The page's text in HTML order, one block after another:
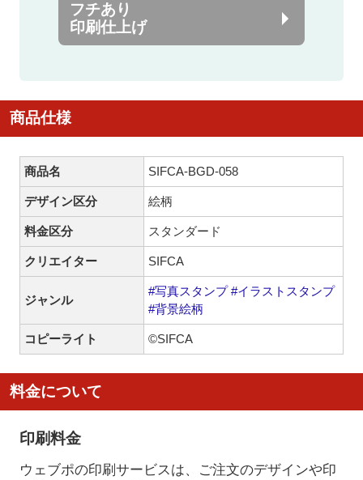
フチあり
印刷仕上げ
商品仕様
商品名 SIFCA-BGD-058
デザイン区分 絵柄
料金区分 スタンダード
クリエイター SIFCA
ジャンル
#写真スタンプ #イラストスタンプ
#背景絵柄
コピーライト ©SIFCA
料金について
印刷料金
ウェブポの印刷サービスは、ご注文のデザインや印